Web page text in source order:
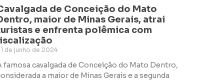
de Conceição do Mato
maior de Minas Gerais, atrai
e enfrenta polêmica com
de junho de 2024
famosa cavalgada de Conceição do Mato Dentro,
a maior de Minas Gerais e a segunda